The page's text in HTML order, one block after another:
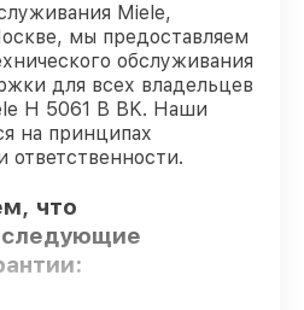
Miele,
мы предоставляем
обслуживания
для всех владельцев
H 5061 B BK. Наши
на принципах
ответственности.
что
следующие